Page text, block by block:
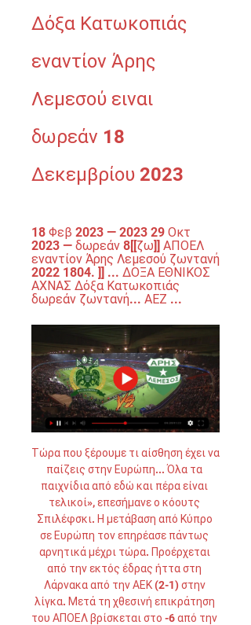
Δόξα Κατωκοπιάς
εναντίον Άρης
Λεμεσού ειναι
δωρεάν 18
Δεκεμβρίου 2023
18 Φεβ 2023 — 2023 29 Οκτ
2023 — δωρεάν 8[[ζω]] ΑΠΟΕΛ
εναντίον Άρης Λεμεσού ζωντανή
2022 1804. ]] ... ΔΟΞΑ ΕΘΝΙΚΟΣ
ΑΧΝΑΣ Δόξα Κατωκοπιάς
δωρεάν ζωντανή... ΑΕΖ ...
Τώρα που ξέρουμε τι αίσθηση έχει να
παίζεις στην Ευρώπη... Όλα τα
παιχνίδια από εδώ και πέρα είναι
τελικοί», επεσήμανε ο κόουτς
Σπιλέφσκι. Η μετάβαση από Κύπρο
σε Ευρώπη τον επηρέασε πάντως
αρνητικά μέχρι τώρα. Προέρχεται
από την εκτός έδρας ήττα στη
Λάρνακα από την ΑΕΚ (2-1) στην
λίγκα. Μετά τη χθεσινή επικράτηση
του ΑΠΟΕΛ βρίσκεται στο -6 από την